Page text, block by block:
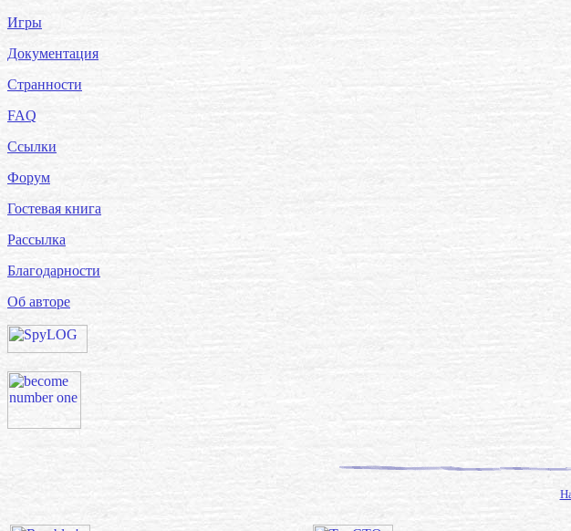
Игры
Документация
Странности
FAQ
Ссылки
Форум
Гостевая книга
Рассылка
Благодарности
Об авторе